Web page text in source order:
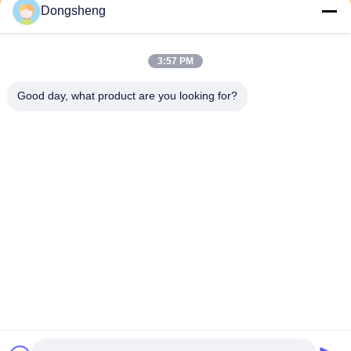
votre demande et nous
les plus brefs délais.
Dongsheng
3:57 PM
Good day, what product are you looking for?